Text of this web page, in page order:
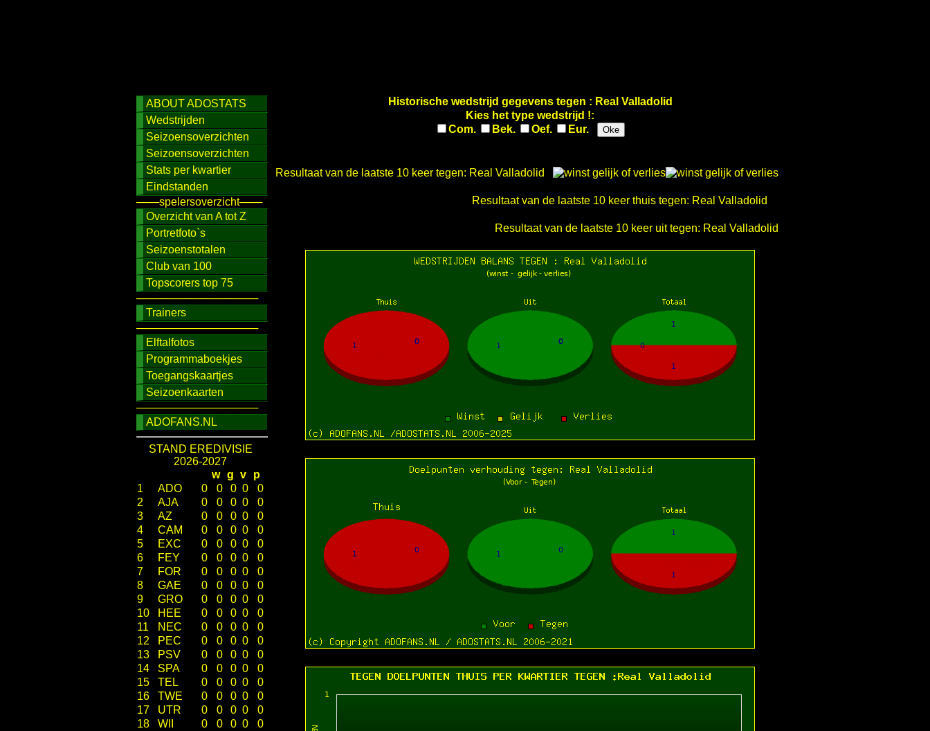
ABOUT ADOSTATS
Wedstrijden
Seizoensoverzichten
Seizoensoverzichten
Stats per kwartier
Eindstanden
───spelersoverzicht───
Overzicht van A tot Z
Portretfoto`s
Seizoenstotalen
Club van 100
Topscorers top 75
────────────────
Trainers
────────────────
Elftalfotos
Programmaboekjes
Toegangskaartjes
Seizoenkaarten
────────────────
ADOFANS.NL
STAND EREDIVISIE
2026-2027
w g v
p
1
ADO 0 0 0 0
0
2
AJA 0 0 0 0
0
3
AZ 0 0 0 0
0
4
CAM 0 0 0 0
0
5
EXC 0 0 0 0
0
6
FEY 0 0 0 0
0
7
FOR 0 0 0 0
0
8
GAE 0 0 0 0
0
9
GRO 0 0 0 0
0
10
HEE 0 0 0 0
0
11
NEC 0 0 0 0
0
12
PEC 0 0 0 0
0
13
PSV 0 0 0 0
0
14
SPA 0 0 0 0
0
15
TEL 0 0 0 0
0
16
TWE 0 0 0 0
0
17
UTR 0 0 0 0
0
18
WII 0 0 0 0
0
Historische wedstrijd gegevens tegen : Real Valladolid
Kies het type wedstrijd !:
Com.
Bek. Oef. Eur. Oke
Resultaat van de laatste 10 keer tegen: Real Valladolid
Resultaat van de laatste 10 keer thuis tegen: Real Valladolid
Resultaat van de laatste 10 keer uit tegen: Real Valladolid